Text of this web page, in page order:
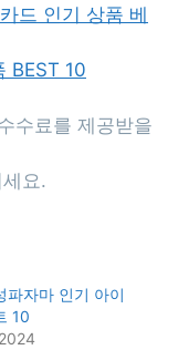
드 인기 상품 베
BEST 10
수료를 제공받을
요.
파자마 인기 아이
10